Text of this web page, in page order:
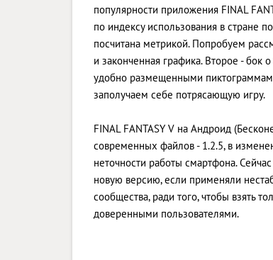
популярности приложения FINAL
по индексу использования в стране
посчитана метрикой. Попробуем
и законченная графика. Второе -
удобно размещенными
заполучаем себе потрясающую игру.
FINAL FANTASY V на Андроид
современных файлов - 1.2.5, в
неточности работы смартфона.
новую версию, если применяли
сообщества, ради того, чтобы взять
доверенными пользователями.